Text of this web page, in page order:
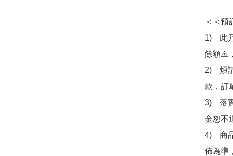
＜＜預
1)　此
餘額⚠️
2)　煩
款，訂
3)　落
金恕不
4)　商
佈為準